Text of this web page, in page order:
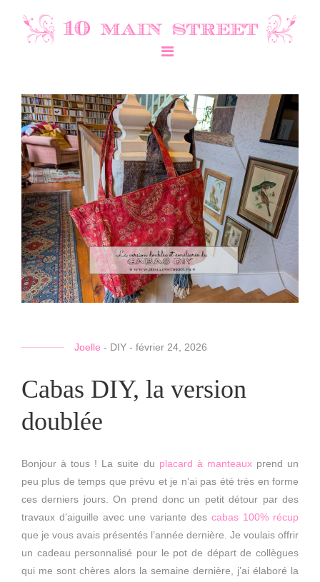
Joelle - DIY - février 24, 2026
Cabas DIY, la version
doublée
Bonjour à tous ! La suite du placard à manteauxprend un
peu plus de temps que prévu et je n’ai pas été très en forme
ces derniers jours. On prend donc un petit détour par des
travaux d’aiguille avec une variante des cabas 100% récup
que je vous avais présentés l’année dernière. Je voulais offrir
un cadeau personnalisé pour le pot de départ de collègues
qui me sont chères alors la semaine dernière, j’ai élaboré la